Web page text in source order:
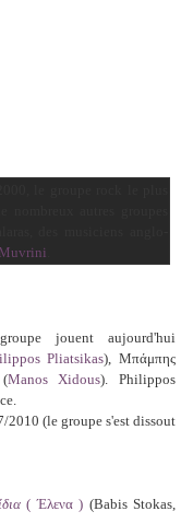
jouent aujourd'hui
Pliatsikas), Μπάμπης
Manos Xidous). Philippos
2010 (le groupe s'est dissout
( Έλενα ) (Babis Stokas,